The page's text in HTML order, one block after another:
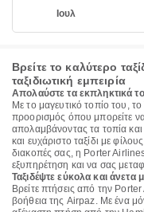
Ιουλ
Βρείτε το καλύτερο
ταξιδιωτική εμπειρία
Απολαύστε τα εκπληκτικά
Με το μαγευτικό τοπίο του,
προορισμός όπου μπορείτε
απολαμβάνοντας τα τοπία
και ευχάριστο ταξίδι με
διακοπές σας, η Porter Airlines
εξυπηρέτηση και να σας
Ταξιδέψτε εύκολα και άνετα
Βρείτε πτήσεις από την
βοήθεια της Airpaz. Με ένα